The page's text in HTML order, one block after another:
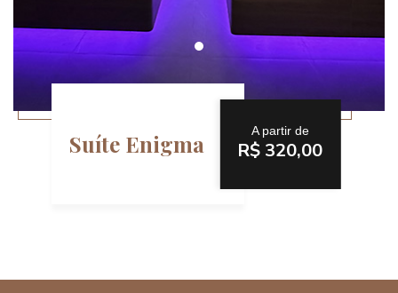
Suíte Enigma A partir de
R$ 320,00